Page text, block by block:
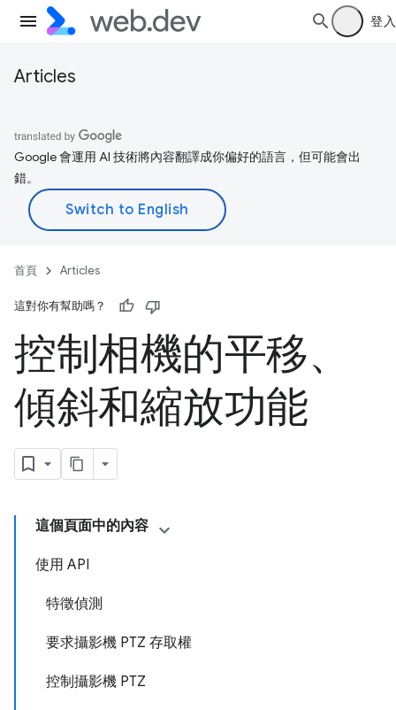
登入
Articles
Google 會運用 AI 技術將內容翻譯成你偏好的語言，但可能會出
錯。
首頁 Articles
這對你有幫助嗎？
控制相機的平移、
傾斜和縮放功能
這個頁面中的內容
使用 API
特徵偵測
要求攝影機 PTZ 存取權
控制攝影機 PTZ